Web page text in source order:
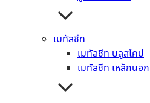
เมทัลชีท
เมทัลชีท บลูสโคป
เมทัลชีท เหล็กนอก
สินค้าที่เกี่ยวข้อง
จระเข้ อีพ็อกซี่ ซีล